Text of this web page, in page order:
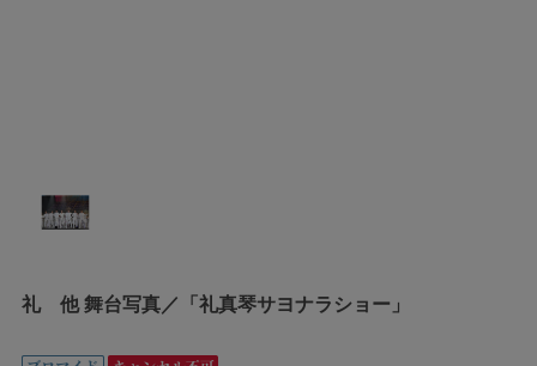
礼 他 舞台写真／「礼真琴サヨナラショー」